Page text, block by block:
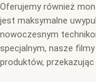
Oferujemy również
jest maksymalne
nowoczesnym
specjalnym, nasze
produktów,